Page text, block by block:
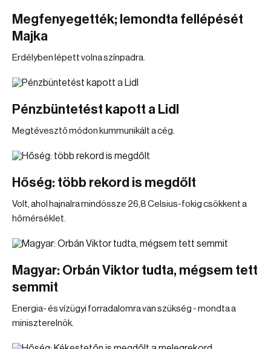
Megfenyegették; lemondta fellépését
Majka
Erdélyben lépett volna színpadra.
Pénzbüntetést kapott a Lidl
Megtévesztő módon kummunikált a cég.
Hőség: több rekord is megdőlt
Volt, ahol hajnalra mindössze 26,8 Celsius-fokig csökkent a
hőmérséklet.
Magyar: Orbán Viktor tudta, mégsem tett
semmit
Energia- és vízügyi forradalomra van szükség - mondta a
miniszterelnök.